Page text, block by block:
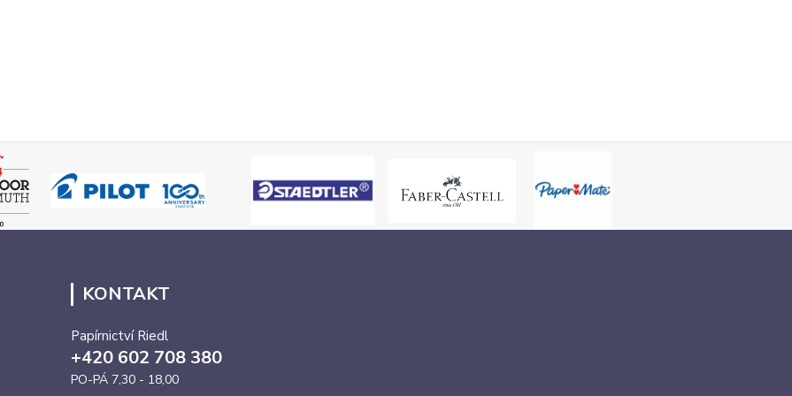
KONTAKT
Papírnictví Riedl
+420 602 708 380
PO-PÁ 7,30 - 18,00